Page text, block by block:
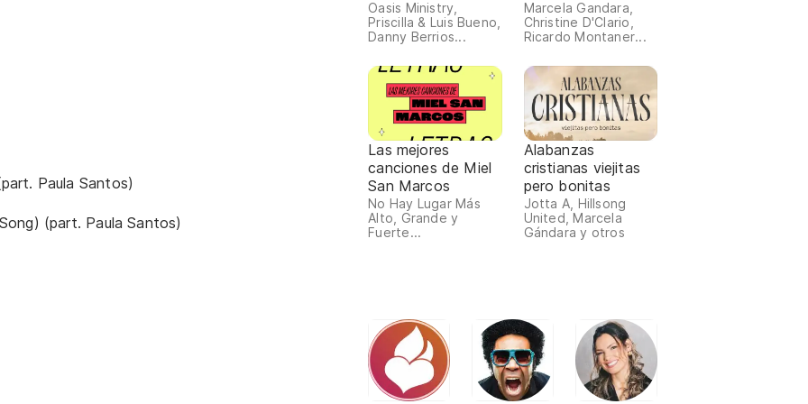
Paula Santos)
(part. Paula Santos)
escuchadas 2026
Oasis Ministry,
Priscilla & Luis Bueno,
Danny Berrios...
escuchadas 2024
Marcela Gandara,
Christine D'Clario,
Ricardo Montaner...
Las mejores
canciones de Miel
San Marcos
No Hay Lugar Más
Alto, Grande y
Fuerte...
Alabanzas
cristianas viejitas
pero bonitas
Jotta A, Hillsong
United, Marcela
Gándara y otros